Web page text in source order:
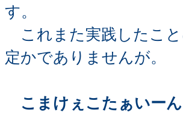
す。
これまた実践したこ
定かでありませんが。
こまけぇこたぁいー